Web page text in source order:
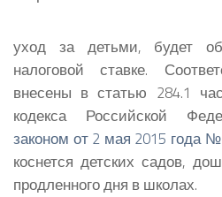
уход за детьми, будет
налоговой ставке.
внесены в статью 284.1
кодекса Российской
законом от 2 мая 2015 года
коснется детских садов,
продленного дня в школах.